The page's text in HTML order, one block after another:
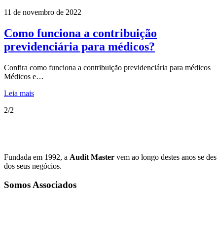
11 de novembro de 2022
Como funciona a contribuição
previdenciária para médicos?
Confira como funciona a contribuição previdenciária para médicos
Médicos e…
Leia mais
2/2
Fundada em 1992, a Audit Master vem ao longo destes anos se
dos seus negócios.
Somos Associados